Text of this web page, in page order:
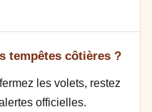
tempêtes côtières ?
les volets, restez
officielles.